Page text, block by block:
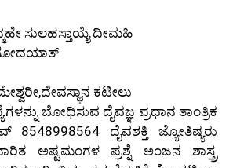
ಸುಲಹಸ್ತಾಯೈ ದೀಮಹಿ
ಕಟೀಲು
ಬೋಧಿಸುವ ದೈವಜ್ಞ ಪ್ರಧಾನ ತಾಂತ್ರಿಕ
8548998564 ದೈವಶಕ್ತಿ ಜ್ಯೋತಿಷ್ಯರು
ಅಷ್ಟಮಂಗಳ ಪ್ರಶ್ನೆ ಅಂಜನ ಶಾಸ್ತ್ರ